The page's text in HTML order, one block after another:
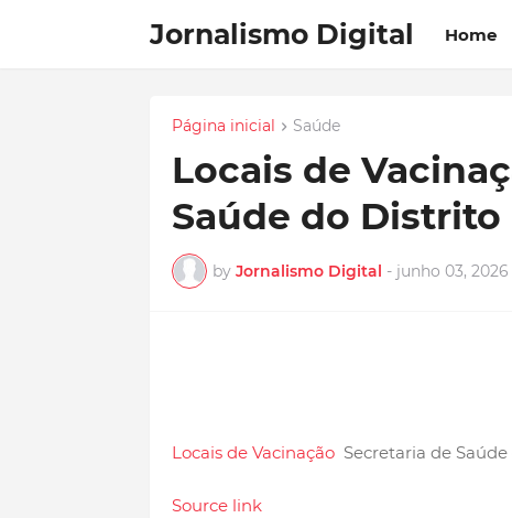
Jornalismo Digital Home
Página inicial Saúde
Locais de
Saúde do Distrito
by Jornalismo Digital - junho 03, 2026
Locais de Vacinação Secretaria de
Source link